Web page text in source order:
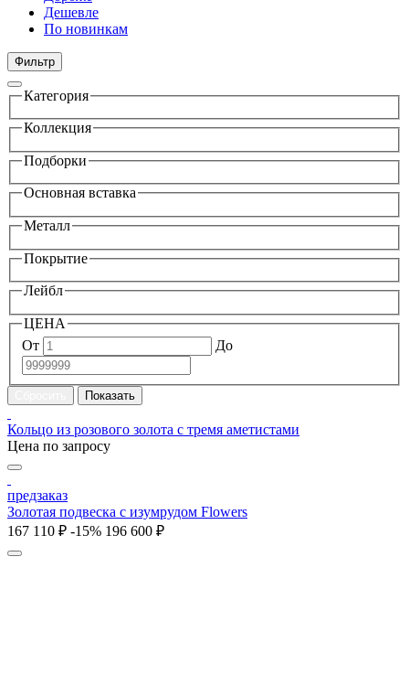
Дешевле
По новинкам
Фильтр
Категория
Коллекция
Подборки
Основная вставка
Металл
Покрытие
Лейбл
ЦЕНА
От
До
Кольцо из розового золота с тремя аметистами
Цена по запросу
предзаказ
Золотая подвеска с изумрудом Flowers
167 110 ₽ -15% 196 600 ₽